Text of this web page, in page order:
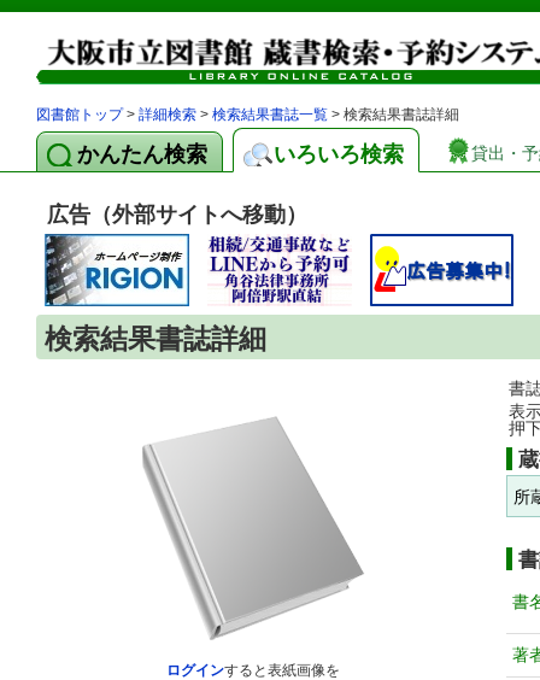
図書館トップ> 詳細検索 > 検索結果書誌一覧 > 検索結果書誌詳細
かんたん検索 いろいろ検索 貸出・
広告（外部サイトへ移動）
検索結果書誌詳細
ログインすると表紙画像を
書
表
押
所
書
著